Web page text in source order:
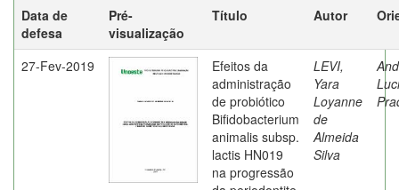
Data de
defesa
Pré-
visualização
Título Autor
27-Fev-2019
Efeitos da
administração
de probiótico
Bifidobacterium
animalis subsp.
lactis HN019
na progressão
LEVI,
Yara
Loyanne
de
Almeida
Silva